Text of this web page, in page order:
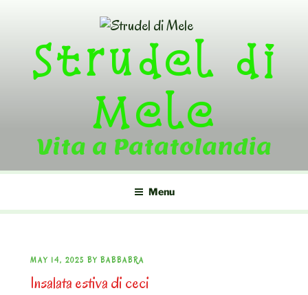
contentStrudel di
Mele
Vita a Patatolandia
Menu
POSTED
ON
MAY 14, 2025 BY BABBABRA
Insalata estiva di ceci